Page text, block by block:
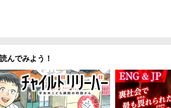
んでみよう！